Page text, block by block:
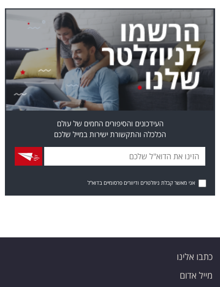
העידכונים והסיפורים החמים של עולם
הכלכלה והתקשורת ישירות במייל שלכם
אני מאשר קבלת ניוזלטרים ודיוורים פרסומיים בדוא"ל
כתבו אלינו
מייל אדום